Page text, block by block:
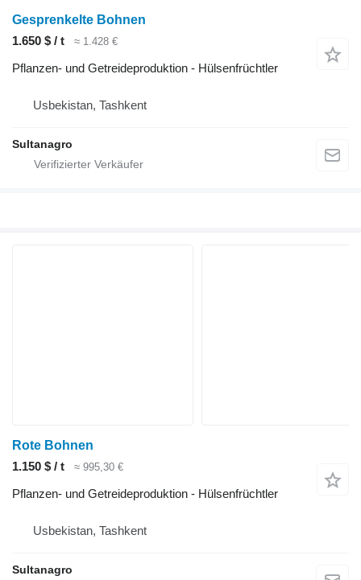
Gesprenkelte Bohnen
1.650 $ / t
≈ 1.428 €
Pflanzen- und Getreideproduktion - Hülsenfrüchtler
Usbekistan, Tashkent
Sultanagro
Rote Bohnen
1.150 $ / t
≈ 995,30 €
Pflanzen- und Getreideproduktion - Hülsenfrüchtler
Usbekistan, Tashkent
Sultanagro